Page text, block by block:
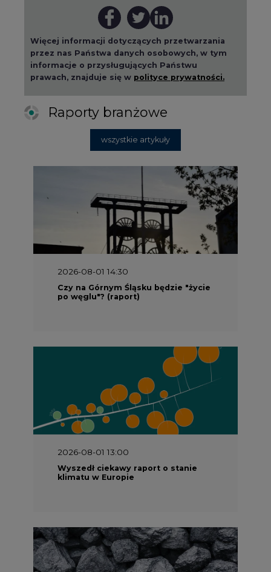
przez nas Państwa danych osobowych, w tym
informacje o przysługujących Państwu
prawach, znajduje się w polityce prywatności.
Raporty branżowe
2026-08-01 14:30
Czy na Górnym Śląsku będzie "życie
po węglu"? (raport)
2026-08-01 13:00
Wyszedł ciekawy raport o stanie
klimatu w Europie